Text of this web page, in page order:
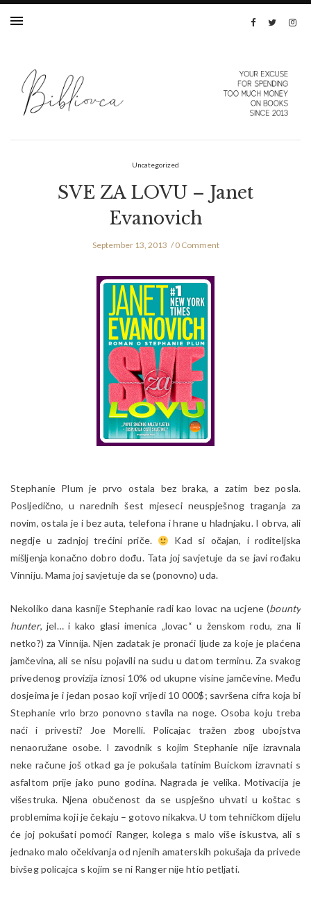
Uncategorized
SVE ZA LOVU – Janet
Evanovich
September 13, 2013 0 Comment
Stephanie Plum je prvo ostala bez braka, a zatim bez posla.
Posljedično, u narednih šest mjeseci neuspješnog traganja za
novim, ostala je i bez auta, telefona i hrane u hladnjaku. I obrva, ali
negdje u zadnjoj trećini priče.
Kad si očajan, i roditeljska
mišljenja konačno dobro dođu. Tata joj savjetuje da se javi rođaku
Vinniju. Mama joj savjetuje da se (ponovno) uda.
Nekoliko dana kasnije Stephanie radi kao lovac na ucjene (bounty
hunter, jel… i kako glasi imenica „lovac“ u ženskom rodu, zna li
netko?) za Vinnija. Njen zadatak je pronaći ljude za koje je plaćena
jamčevina, ali se nisu pojavili na sudu u datom terminu. Za svakog
privedenog provizija iznosi 10% od ukupne visine jamčevine. Među
dosjeima je i jedan posao koji vrijedi 10 000$; savršena cifra koja bi
Stephanie vrlo brzo ponovno stavila na noge. Osoba koju treba
naći i privesti? Joe Morelli. Policajac tražen zbog ubojstva
nenaoružane osobe. I zavodnik s kojim Stephanie nije izravnala
neke račune još otkad ga je pokušala tatinim Buickom izravnati s
asfaltom prije jako puno godina. Nagrada je velika. Motivacija je
višestruka. Njena obučenost da se uspješno uhvati u koštac s
problemima koji je čekaju – gotovo nikakva. U tom tehničkom dijelu
će joj pokušati pomoći Ranger, kolega s malo više iskustva, ali s
jednako malo očekivanja od njenih amaterskih pokušaja da privede
bivšeg policajca s kojim se ni Ranger nije htio petljati.